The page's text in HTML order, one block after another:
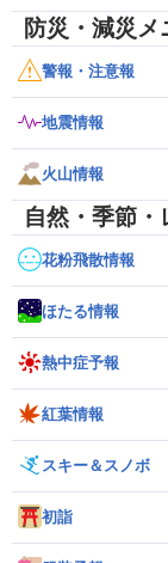
防災・減災メ
警報・注意報
地震情報
火山情報
自然・季節・
花粉飛散情報
ほたる情報
熱中症予報
紅葉情報
スキー＆スノボ
初詣